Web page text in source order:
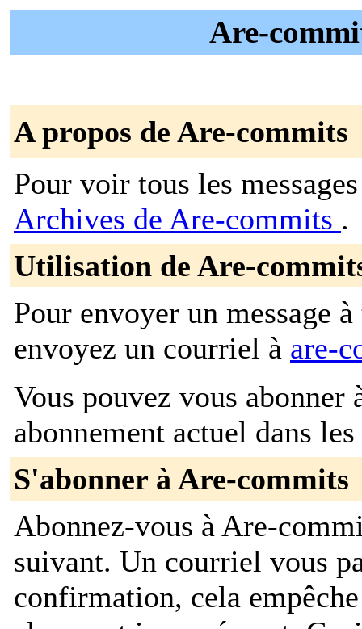
Are-
A propos de Are-commits
Pour voir tous les
Archives de Are-commits .
Utilisation de Are-
Pour envoyer un message
envoyez un courriel à are-
Vous pouvez vous
abonnement actuel dans
S'abonner à Are-commits
Abonnez-vous à Are-
suivant. Un courriel vous
confirmation, cela